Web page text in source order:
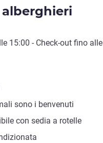
alberghieri
15:00 - Check-out fino alle
sono i benvenuti
con sedia a rotelle